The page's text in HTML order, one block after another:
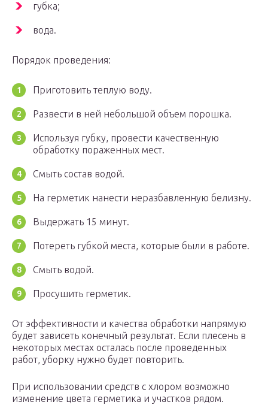
губка;
вода.
Порядок проведения:
Приготовить теплую воду.
Развести в ней небольшой объем порошка.
Используя губку, провести качественную
обработку пораженных мест.
Смыть состав водой.
На герметик нанести неразбавленную белизну.
Выдержать 15 минут.
Потереть губкой места, которые были в работе.
Смыть водой.
Просушить герметик.
От эффективности и качества обработки напрямую
будет зависеть конечный результат. Если плесень в
некоторых местах осталась после проведенных
работ, уборку нужно будет повторить.
При использовании средств с хлором возможно
изменение цвета герметика и участков рядом.